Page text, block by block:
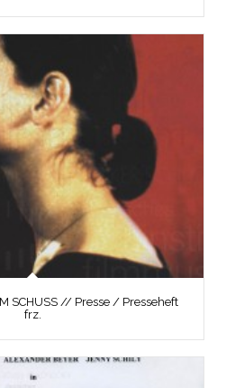
SCHUSS // Presse / Presseheft
frz.